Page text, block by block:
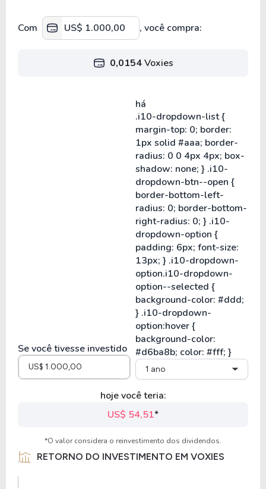
Com , você compra:
0,0154 Voxies
Se você tivesse investido
há
1 ano
hoje você teria:
US$ 54,51*
*O valor considera o reinvestimento dos dividendos.
RETORNO DO INVESTIMENTO EM VOXIES